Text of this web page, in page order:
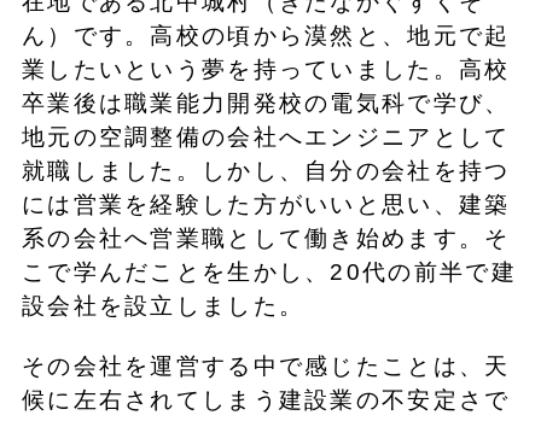
ん）です。高校の頃から漠然と、地元で起
業したいという夢を持っていました。高校
卒業後は職業能力開発校の電気科で学び、
地元の空調整備の会社へエンジニアとして
就職しました。しかし、自分の会社を持つ
には営業を経験した方がいいと思い、建築
系の会社へ営業職として働き始めます。そ
こで学んだことを生かし、20代の前半で建
設会社を設立しました。
その会社を運営する中で感じたことは、天
候に左右されてしまう建設業の不安定さで